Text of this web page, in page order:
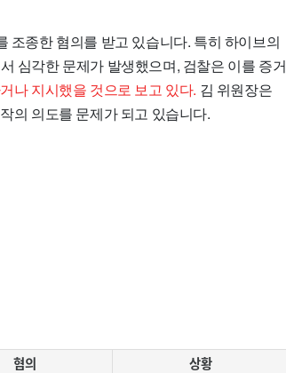
조종한 혐의를 받고 있습니다. 특히 하이브의
심각한 문제가 발생했으며, 검찰은 이를 증거
나 지시했을 것으로 보고 있다. 김 위원장은
의 의도를 문제가 되고 있습니다.
혐의
상황